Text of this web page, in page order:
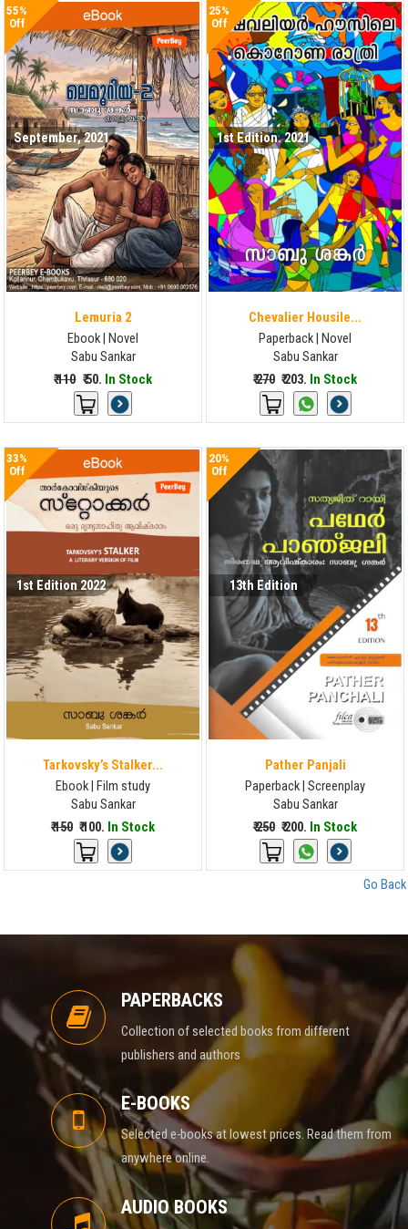
55%
Off
September, 2021
Lemuria 2
Ebook | Novel
Sabu Sankar
₹ 110 ₹ 50. In Stock
25%
Off
1st Edition. 2021
Chevalier Housile...
Paperback | Novel
Sabu Sankar
₹ 270 ₹ 203. In Stock
33%
Off
1st Edition 2022
Tarkovsky’s Stalker...
Ebook | Film study
Sabu Sankar
₹ 150 ₹ 100. In Stock
20%
Off
13th Edition
Pather Panjali
Paperback | Screenplay
Sabu Sankar
₹ 250 ₹ 200. In Stock
Go Back
PAPERBACKS
Collection of selected books from different
publishers and authors
E-BOOKS
Selected e-books at lowest prices. Read them from
anywhere online.
AUDIO BOOKS